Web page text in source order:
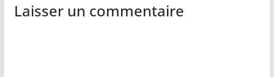
Laisser un commentaire